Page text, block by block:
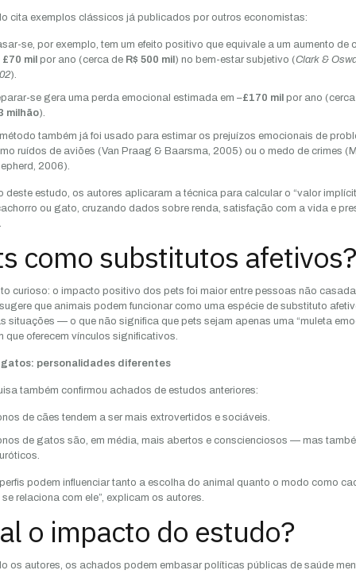
cita exemplos clássicos já publicados por outros economistas:
se, por exemplo, tem um efeito positivo que equivale a um aumento de
£70 mil por ano (cerca de R$ 500 mil ) no bem-estar subjetivo (Clark &
).
se gera uma perda emocional estimada em –£170 mil por ano
milhão).
também já foi usado para estimar os prejuízos emocionais de
ruídos de aviões (Van Praag & Baarsma, 2005) ou o medo de crimes
2006).
deste estudo, os autores aplicaram a técnica para calcular o “valor
ou gato, cruzando dados sobre renda, satisfação com a vida e
como substitutos afetivos?
curioso: o impacto positivo dos pets foi maior entre pessoas não
que animais podem funcionar como uma espécie de substituto
situações — o que não significa que pets sejam apenas uma “muleta
que oferecem vínculos significativos.
gatos: personalidades diferentes
também confirmou achados de estudos anteriores:
de cães tendem a ser mais extrovertidos e sociáveis.
de gatos são, em média, mais abertos e conscienciosos — mas
podem influenciar tanto a escolha do animal quanto o modo como
relaciona com ele”, explicam os autores.
o impacto do estudo?
os autores, os achados podem embasar políticas públicas de saúde